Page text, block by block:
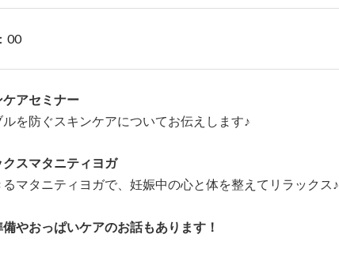
00
アセミナー
を防ぐスキンケアについてお伝えします♪
スマタニティヨガ
マタニティヨガで、妊娠中の心と体を整えてリラックス♪
やおっぱいケアのお話もあります！